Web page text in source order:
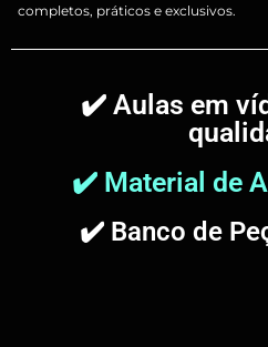
completos, práticos e exclusivos.
✔️ Aulas em
✔️ Material de
✔️ Banco de